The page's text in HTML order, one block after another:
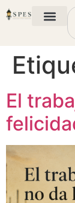
El